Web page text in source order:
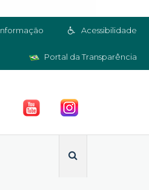
Acessibilidade
Portal da Transparência